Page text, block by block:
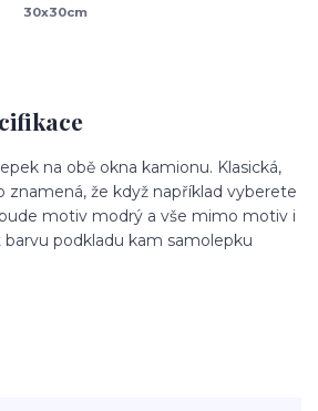
30x30cm
na obě okna kamionu. Klasická,
znamená, že když například vyberete
motiv modrý a vše mimo motiv i
podkladu kam samolepku